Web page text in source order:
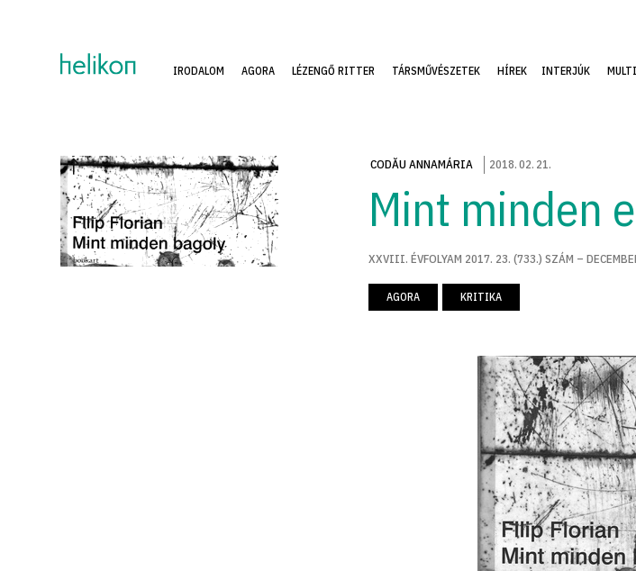
IRODALOM AGORA LÉZENGŐ RITTER TÁRSMŰVÉSZETEK HÍREK INTERJÚK
CODĂU ANNAMÁRIA 2018.02. 21.
Mint minden
XXVIII. ÉVFOLYAM 2017. 23. (733.) SZÁM –
AGORA KRITIKA